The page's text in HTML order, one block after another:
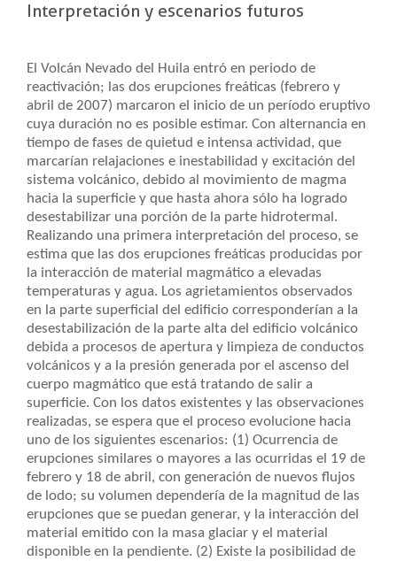
Interpretación y escenarios futuros
El Volcán Nevado del Huila entró en periodo de
reactivación; las dos erupciones freáticas (febrero y
abril de 2007) marcaron el inicio de un período eruptivo
cuya duración no es posible estimar. Con alternancia en
tiempo de fases de quietud e intensa actividad, que
marcarían relajaciones e inestabilidad y excitación del
sistema volcánico, debido al movimiento de magma
hacia la superficie y que hasta ahora sólo ha logrado
desestabilizar una porción de la parte hidrotermal.
Realizando una primera interpretación del proceso, se
estima que las dos erupciones freáticas producidas por
la interacción de material magmático a elevadas
temperaturas y agua. Los agrietamientos observados
en la parte superficial del edificio corresponderían a la
desestabilización de la parte alta del edificio volcánico
debida a procesos de apertura y limpieza de conductos
volcánicos y a la presión generada por el ascenso del
cuerpo magmático que está tratando de salir a
superficie. Con los datos existentes y las observaciones
realizadas, se espera que el proceso evolucione hacia
uno de los siguientes escenarios: (1) Ocurrencia de
erupciones similares o mayores a las ocurridas el 19 de
febrero y 18 de abril, con generación de nuevos flujos
de lodo; su volumen dependería de la magnitud de las
erupciones que se puedan generar, y la interacción del
material emitido con la masa glaciar y el material
disponible en la pendiente. (2) Existe la posibilidad de